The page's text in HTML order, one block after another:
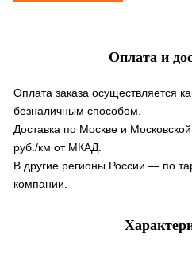
Оплата и
Оплата заказа осуществляется
безналичным способом.
Доставка по Москве и
руб./км от МКАД.
В другие регионы России — по
компании.